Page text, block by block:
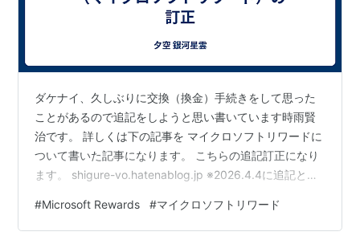
ダケナイ、久しぶりに交換（換金）手続きをして思った
ことがあるので追記をしようと思い書いています時雨賢
治です。 詳しくは下の記事を マイクロソフトリワードに
ついて書いた記事になります。 こちらの追記訂正になり
ます。 shigure-vo.hatenablog.jp ※2026.4.4に追記とし
れない 上記の記事で スマホを使いこなしている人なら問
題ないと思います と書いたのですが、どちらかと言えば
#Microsoft Rewards #マイクロソフトリワード